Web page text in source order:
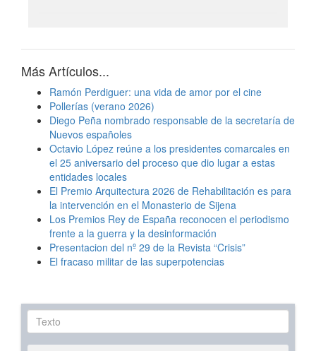
Más Artículos...
Ramón Perdiguer: una vida de amor por el cine
Pollerías (verano 2026)
Diego Peña nombrado responsable de la secretaría de
Nuevos españoles
Octavio López reúne a los presidentes comarcales en
el 25 aniversario del proceso que dio lugar a estas
entidades locales
El Premio Arquitectura 2026 de Rehabilitación es para
la intervención en el Monasterio de Sijena
Los Premios Rey de España reconocen el periodismo
frente a la guerra y la desinformación
Presentacion del nº 29 de la Revista “Crisis”
El fracaso militar de las superpotencias
Texto